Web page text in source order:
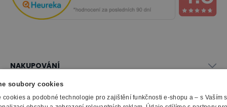
NAKUPOVÁNÍ
Vše o nákupu
Obchodní podmínky
SLUŽBY
soubory cookies
cookies a podobné technologie pro zajištění funkčnosti e-shopu a – s Vaším